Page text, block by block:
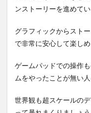
ンストーリーを進めてい
グラフィックからスト
で非常に安心して楽し
ゲームパッドでの操作
ムをやったことが無い
世界観も超スケールの